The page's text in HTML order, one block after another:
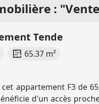
:
Tende
65.37 m²
cet appartement F3 de
d'un accès